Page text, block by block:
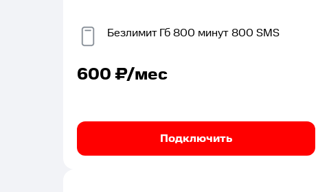
БезлимитГб800 минут800 SMS
600₽/мес
Подключить